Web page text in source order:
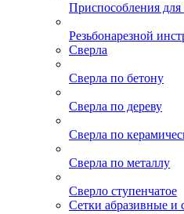
Приспособления
Резьбонарезной
Сверла
Сверла по бетону
Сверла по дереву
Сверла по
Сверла по металлу
Сверло ступенчатое
Сетки абразивные и